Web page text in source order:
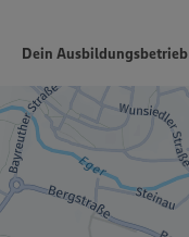
Dein Ausbildungsbetrieb